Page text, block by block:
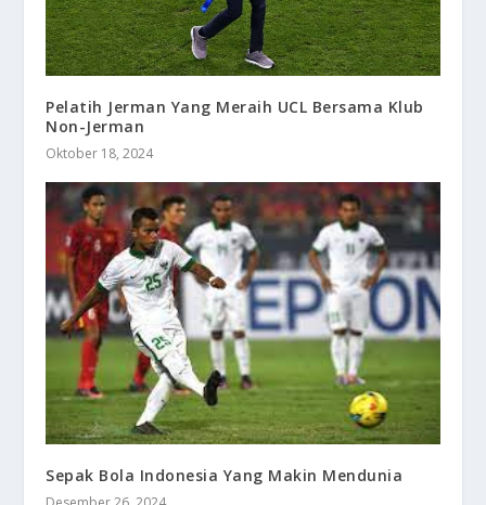
Pelatih Jerman Yang Meraih UCL Bersama Klub
Non-Jerman
Oktober 18, 2024
Sepak Bola Indonesia Yang Makin Mendunia